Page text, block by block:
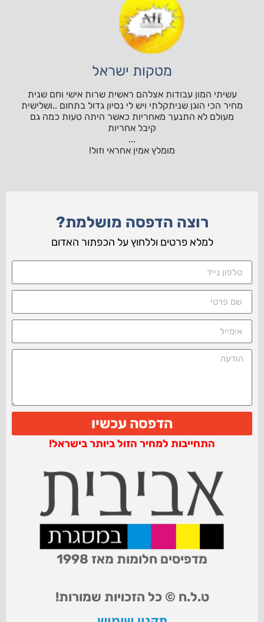
מטקות ישראל
עשיתי המון עבודות אצלהם ראשית שרות אישי וחם שנית
מחיר הכי הוגן שניתקלתי ויש לי נסיון גדול בתחום ..ושלישית
מעולם לא התנער מאחריות כאשר היתה טעות כמה גם
קיבל אחריות
...
מומלץ אמין אחראי וזול!
רוצה הדפסה מושלמת?
למלא פרטים וללחוץ על הכפתור האדום
הדפסה עכשיו
התחייבות למחיר הזול ביותר בישראל!
מדפיסים חלומות מאז 1998
ט.ל.ח © כל הזכויות שמורות!